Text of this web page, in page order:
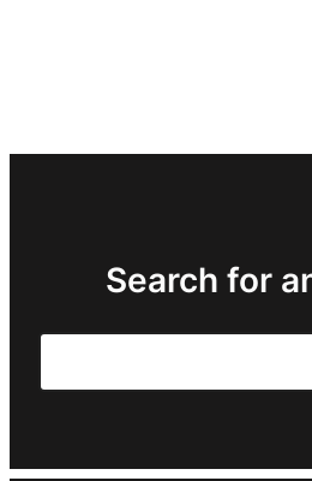
Search for